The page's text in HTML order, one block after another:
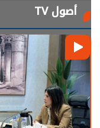
أصول TV